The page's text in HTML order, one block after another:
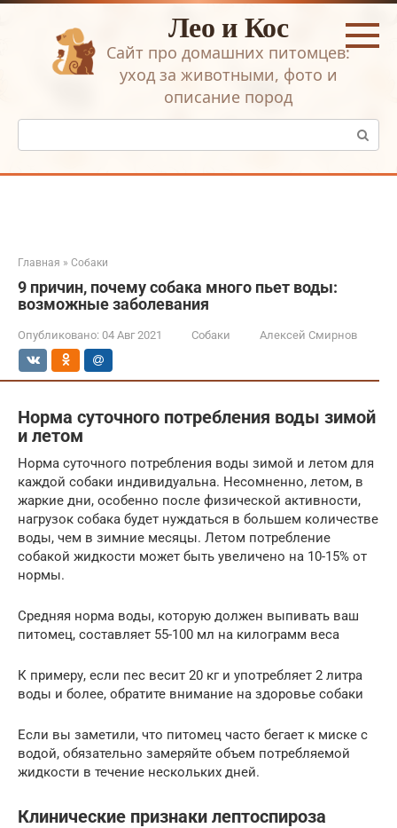
Перейти
Лео и Кос
Сайт про домашних питомцев:
уход за животными, фото и
описание пород
Поиск:
Главная » Собаки
9 причин, почему собака много пьет воды:
возможные заболевания
Опубликовано: 04 Авг 2021 Собаки Алексей Смирнов
Норма суточного потребления воды зимой
и летом
Норма суточного потребления воды зимой и летом для
каждой собаки индивидуальна. Несомненно, летом, в
жаркие дни, особенно после физической активности,
нагрузок собака будет нуждаться в большем количестве
воды, чем в зимние месяцы. Летом потребление
собакой жидкости может быть увеличено на 10-15% от
нормы.
Средняя норма воды, которую должен выпивать ваш
питомец, составляет 55-100 мл на килограмм веса
К примеру, если пес весит 20 кг и употребляет 2 литра
воды и более, обратите внимание на здоровье собаки
Если вы заметили, что питомец часто бегает к миске с
водой, обязательно замеряйте объем потребляемой
жидкости в течение нескольких дней.
Клинические признаки лептоспироза